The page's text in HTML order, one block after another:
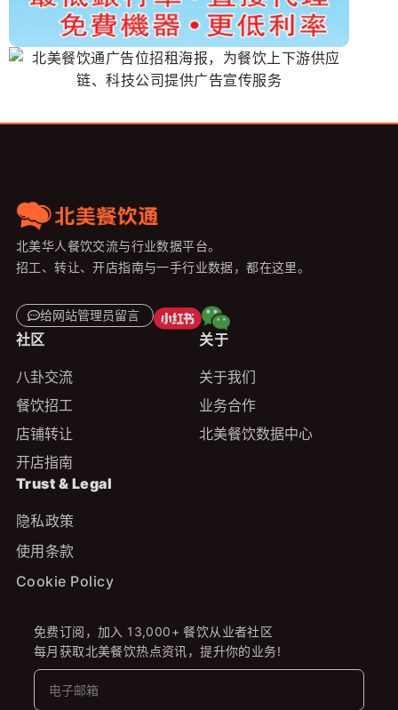
北美华人餐饮交流与行业数据平台。
招工、转让、开店指南与一手行业数据，都在这里。
给网站管理员留言
社区
八卦交流
餐饮招工
店铺转让
开店指南
关于
关于我们
业务合作
北美餐饮数据中心
Trust & Legal
隐私政策
使用条款
Cookie Policy
免费订阅，加入 13,000+ 餐饮从业者社区
每月获取北美餐饮热点资讯，提升你的业务!